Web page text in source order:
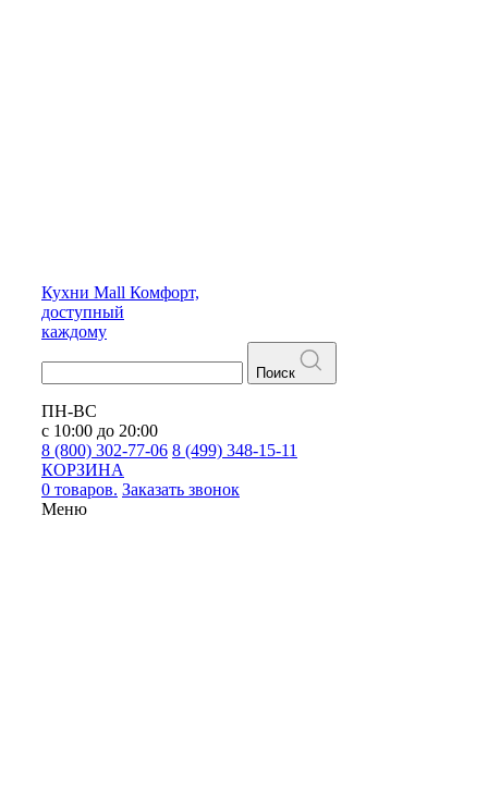
Кухни Mall Комфорт,
доступный
каждому
Поиск
ПН-ВС
с 10:00 до 20:00
8 (800) 302-77-06 8 (499) 348-15-11
КОРЗИНА
0 товаров. Заказать звонок
Меню